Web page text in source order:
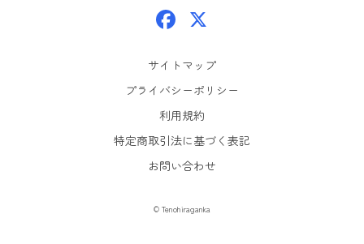
Facebook
サイトマップ
プライバシーポリシー
利用規約
特定商取引法に基づく表記
お問い合わせ
© Tenohiraganka